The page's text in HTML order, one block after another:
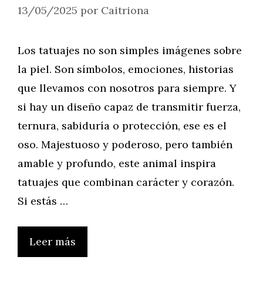
13/05/2025 por Caitriona
Los tatuajes no son simples imágenes sobre
la piel. Son símbolos, emociones, historias
que llevamos con nosotros para siempre. Y
si hay un diseño capaz de transmitir fuerza,
ternura, sabiduría o protección, ese es el
oso. Majestuoso y poderoso, pero también
amable y profundo, este animal inspira
tatuajes que combinan carácter y corazón.
Si estás …
Leer más